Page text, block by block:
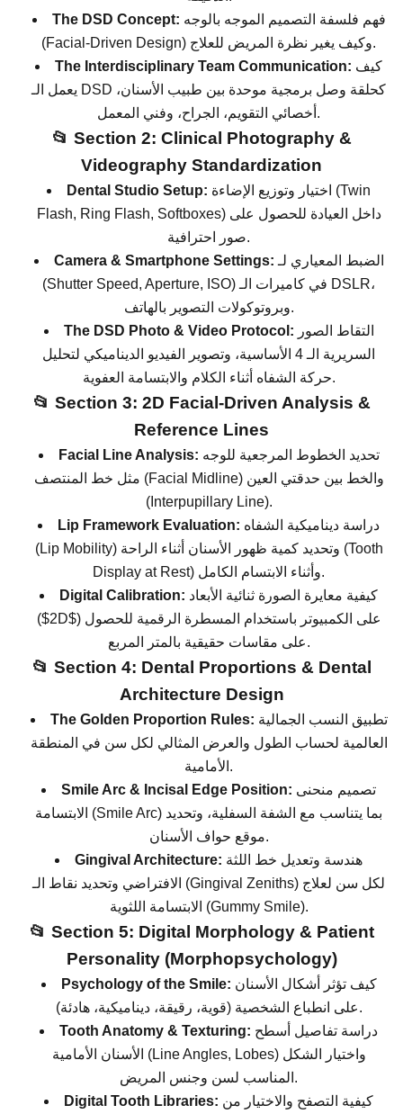
The DSD Concept:
(Facial-Driven Design) وكيف يغير نظرة المريض للعلاج.
The Interdisciplinary Team Communication:
يعمل الـ DSD كحلقة وصل برمجية موحدة بين طبيب الأسنان،
أخصائي التقويم، الجراح، وفني المعمل.
📂 Section 2: Clinical Photography &
Videography Standardization
Dental Studio Setup:
Flash, Ring Flash, Softboxes) داخل العيادة للحصول على
صور احترافية.
Camera & Smartphone Settings:
(Shutter Speed, Aperture, ISO) في كاميرات الـ DSLR،
وبروتوكولات التصوير بالهاتف.
The DSD Photo & Video Protocol:
السريرية الـ 4 الأساسية، وتصوير الفيديو الديناميكي لتحليل
حركة الشفاه أثناء الكلام والابتسامة العفوية.
📂 Section 3: 2D Facial-Driven Analysis &
Reference Lines
Facial Line Analysis:
مثل خط المنتصف (Facial Midline) والخط بين حدقتي العين
(Interpupillary Line).
Lip Framework Evaluation:
(Lip Mobility) وتحديد كمية ظهور الأسنان أثناء الراحة (Tooth
Display at Rest) وأثناء الابتسام الكامل.
Digital Calibration:
(
$2D$) على الكمبيوتر باستخدام المسطرة الرقمية للحصول
على مقاسات حقيقية بالمتر المربع.
📂 Section 4: Dental Proportions & Dental
Architecture Design
The Golden Proportion Rules:
العالمية لحساب الطول والعرض المثالي لكل سن في المنطقة
الأمامية.
Smile Arc & Incisal Edge Position:
الابتسامة (Smile Arc) بما يتناسب مع الشفة السفلية، وتحديد
موقع حواف الأسنان.
Gingival Architecture:
الافتراضي وتحديد نقاط الـ (Gingival Zeniths) لكل سن لعلاج
الابتسامة اللثوية (Gummy Smile).
📂 Section 5: Digital Morphology & Patient
Personality (Morphopsychology)
Psychology of the Smile:
على انطباع الشخصية (قوية، رقيقة، ديناميكية، هادئة).
Tooth Anatomy & Texturing:
الأسنان الأمامية (Line Angles, Lobes) واختيار الشكل
المناسب لسن وجنس المريض.
Digital Tooth Libraries: